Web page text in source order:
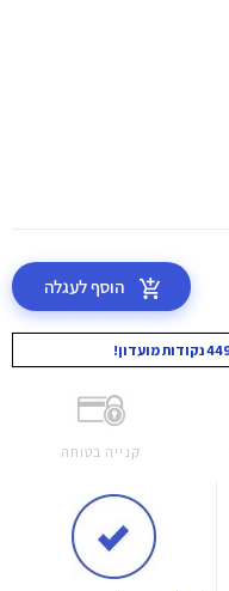
הוסף לעגלה
קנייה בטוחה